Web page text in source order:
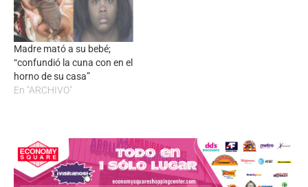
Madre mató a su bebé;
“confundió la cuna con en el
horno de su casa”
En "ARCHIVO"